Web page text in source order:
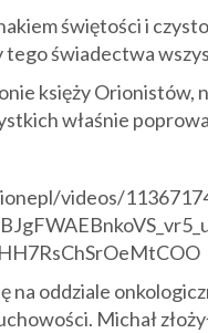
świętości i
świadectwa
księży Orionistów,
właśnie
videos/
na oddziale
Michał